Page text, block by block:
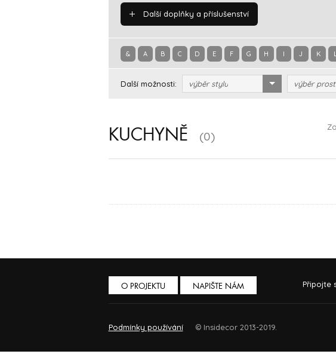
Další doplňky a příslušenství
& A B C D E F G H I J K
Další možnosti: výběr stylu výběr
KUCHYNĚ (0)
O PROJEKTU NAPIŠTE NÁM Připojte
Podmínky používání © Insidecor 2013-2019.